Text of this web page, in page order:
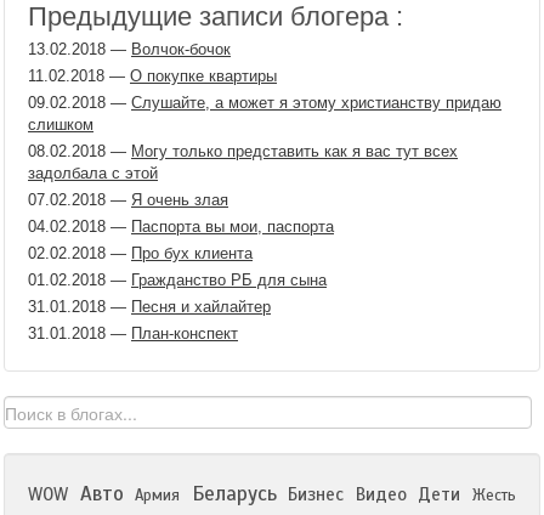
Предыдущие записи блогера :
13.02.2018 — Волчок-бочок
11.02.2018 — О покупке квартиры
09.02.2018 — Слушайте, а может я этому христианству придаю
слишком
08.02.2018 — Могу только представить как я вас тут всех
задолбала с этой
07.02.2018 — Я очень злая
04.02.2018 — Паспорта вы мои, паспорта
02.02.2018 — Про бух клиента
01.02.2018 — Гражданство РБ для сына
31.01.2018 — Песня и хайлайтер
31.01.2018 — План-конспект
WOW Авто Армия Беларусь Бизнес Видео Дети
Жесть